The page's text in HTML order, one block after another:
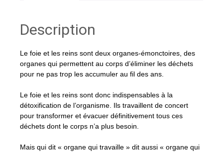
Description
Le foie et les reins sont deux organes-émonctoires, des
organes qui permettent au corps d’éliminer les déchets
pour ne pas trop les accumuler au fil des ans.
Le foie et les reins sont donc indispensables à la
détoxification de l’organisme. Ils travaillent de concert
pour transformer et évacuer définitivement tous ces
déchets dont le corps n’a plus besoin.
Mais qui dit « organe qui travaille » dit aussi « organe qui